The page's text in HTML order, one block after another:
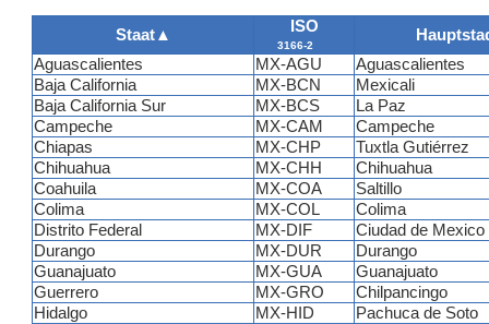
Staat▲ ISO
3166-2
Aguascalientes MX-AGU
Aguascalientes
Baja California
MX-BCN
Mexicali
Baja California Sur
MX-BCS
La Paz
Campeche
MX-CAM
Campeche
Chiapas
MX-CHP
Tuxtla Gutiérrez
Chihuahua
MX-CHH
Chihuahua
Coahuila
MX-COA
Saltillo
Colima
MX-COL
Colima
Distrito Federal
MX-DIF
Ciudad de Mexico
Durango
MX-DUR
Durango
Guanajuato
MX-GUA
Guanajuato
Guerrero
MX-GRO
Chilpancingo
Hidalgo
MX-HID
Pachuca de Soto